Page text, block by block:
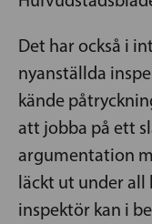
Det har också i
nyanställda
kände
att jobba på ett
argumentation
läckt ut under
inspektör kan i